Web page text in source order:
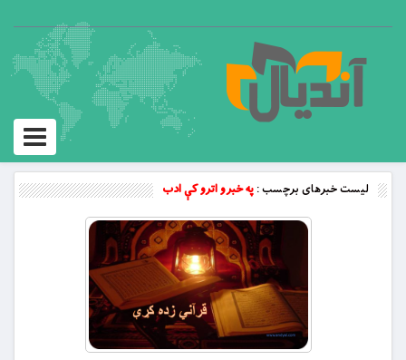
Toggle
لیست خبرهای برچسب :په خبرو اترو کې ادب